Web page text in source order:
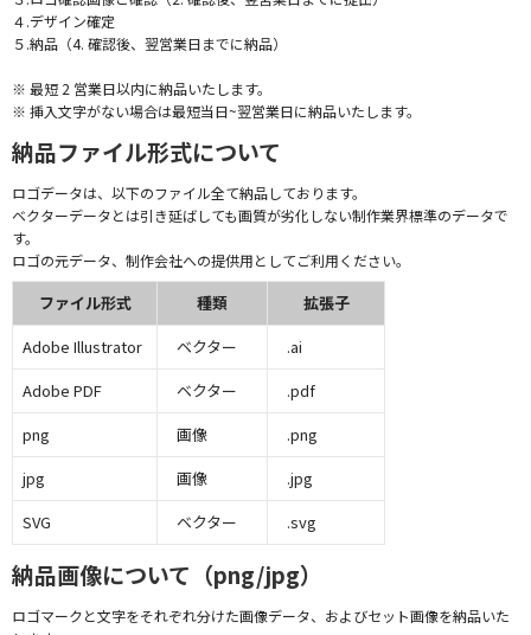
４.デザイン確定
５.納品（4. 確認後、翌営業日までに納品）
※ 最短 2 営業日以内に納品いたします。
※ 挿入文字がない場合は最短当日~翌営業日に納品いたします。
納品ファイル形式について
ロゴデータは、以下のファイル全て納品しております。
ベクターデータとは引き延ばしても画質が劣化しない制作業界標準のデータで
す。
ロゴの元データ、制作会社への提供用としてご利用ください。
ファイル形式 種類
拡張子
Adobe Illustrator
ベクター
.ai
Adobe PDF
ベクター
.pdf
png
画像
.png
jpg
画像
.jpg
SVG
ベクター .svg
納品画像について（png/jpg）
ロゴマークと文字をそれぞれ分けた画像データ、およびセット画像を納品いた